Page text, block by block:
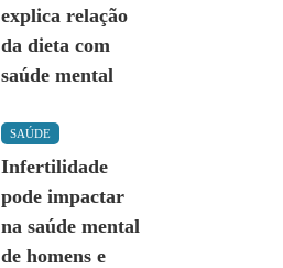
explica relação
da dieta com
saúde mental
SAÚDE
Infertilidade
pode impactar
na saúde mental
de homens e